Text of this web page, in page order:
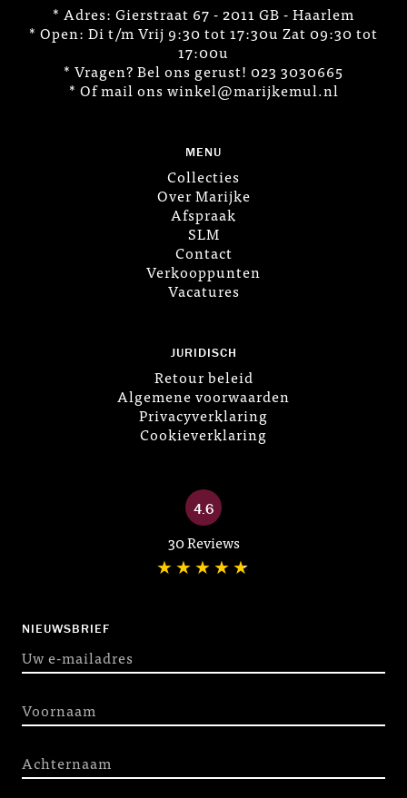
* Adres: Gierstraat 67 - 2011 GB - Haarlem
* Open: Di t/m Vrij 9:30 tot 17:30u Zat 09:30 tot
17:00u
* Vragen? Bel ons gerust! 023 3030665
* Of mail ons winkel@marijkemul.nl
MENU
Collecties
Over Marijke
Afspraak
SLM
Contact
Verkooppunten
Vacatures
JURIDISCH
Retour beleid
Algemene voorwaarden
Privacyverklaring
Cookieverklaring
4.6
30 Reviews
NIEUWSBRIEF